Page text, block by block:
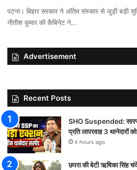
पटना। बिहार सरकार ने अंतिम संस्कार से जुड़ी बड़ी
नीतीश कुमार की कैबिनेट ने…
Advertisement
Recent Posts
SHO Suspended: सारण
प्रति लापरवाह 3 थानेदारों
4 hours ago
छपरा की बेटी ऋषिका सिंह